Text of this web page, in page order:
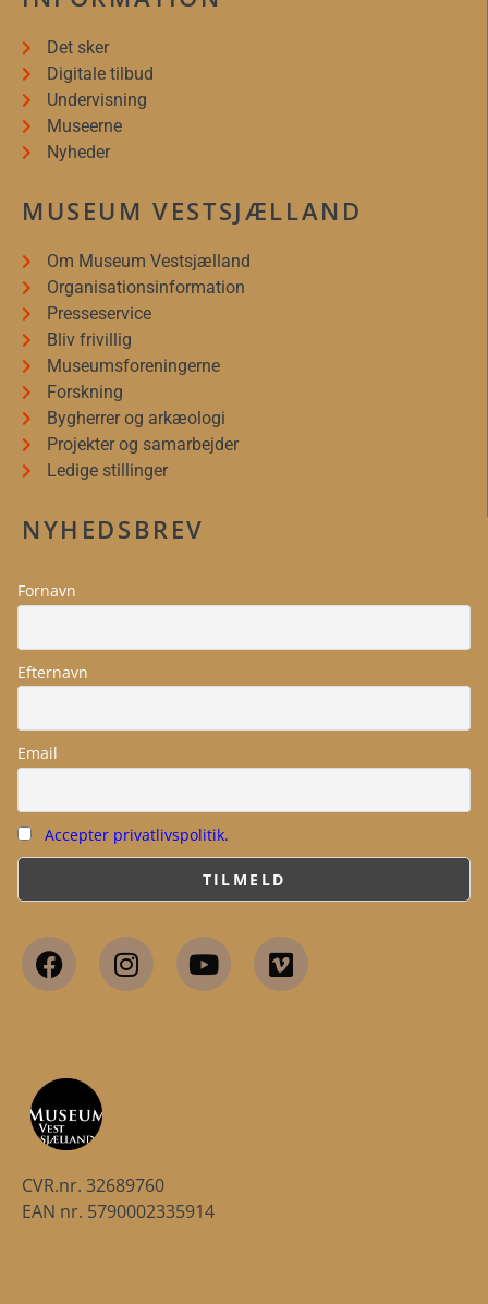
Det sker
Digitale tilbud
Undervisning
Museerne
Nyheder
MUSEUM VESTSJÆLLAND
Om Museum Vestsjælland
Organisationsinformation
Presseservice
Bliv frivillig
Museumsforeningerne
Forskning
Bygherrer og arkæologi
Projekter og samarbejder
Ledige stillinger
NYHEDSBREV
Fornavn
Efternavn
Email
Accepter privatlivspolitik.
CVR.nr. 32689760
EAN nr. 5790002335914